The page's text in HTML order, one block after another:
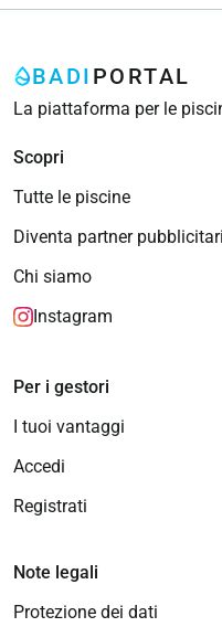
BADI PORTAL
La piattaforma per le
Scopri
Tutte le piscine
Diventa partner
Chi siamo
Instagram
Per i gestori
I tuoi vantaggi
Accedi
Registrati
Note legali
Protezione dei dati